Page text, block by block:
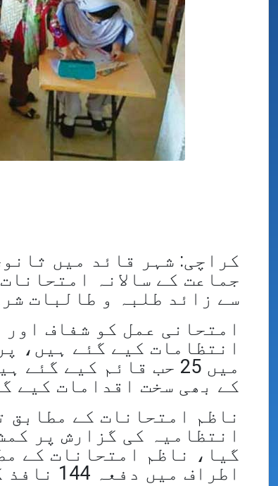
کراچی: شہر قائد میں
سے زائد طلبہ و طالبات
امتحانی عمل کو شفاف
میں 25 حب قائم کیے
کے بھی سخت اقدامات کیے
ناظم امتحانات کے مطابق
انتظامیہ کی گزارش پر
گیا، ناظم امتحانات کے
اطراف میں دفعہ 144 نافذ کر دی ہے۔